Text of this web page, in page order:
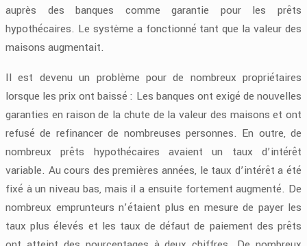
auprès des banques comme garantie pour les prêts
hypothécaires. Le système a fonctionné tant que la valeur des
maisons augmentait.
Il est devenu un problème pour de nombreux propriétaires
lorsque les prix ont baissé : Les banques ont exigé de nouvelles
garanties en raison de la chute de la valeur des maisons et ont
refusé de refinancer de nombreuses personnes. En outre, de
nombreux prêts hypothécaires avaient un taux d’intérêt
variable. Au cours des premières années, le taux d’intérêt a été
fixé à un niveau bas, mais il a ensuite fortement augmenté. De
nombreux emprunteurs n’étaient plus en mesure de payer les
taux plus élevés et les taux de défaut de paiement des prêts